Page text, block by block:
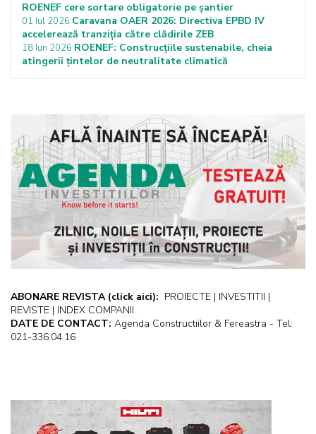
ROENEF cere sortare obligatorie pe șantier
01 Iul 2026 Caravana OAER 2026: Directiva EPBD IV
accelerează tranziția către clădirile ZEB
18 Iun 2026 ROENEF: Construcțiile sustenabile, cheia
atingerii țintelor de neutralitate climatică
ABONARE REVISTA (click aici): PROIECTE | INVESTITII |
REVISTE | INDEX COMPANII
DATE DE CONTACT: Agenda Constructiilor & Fereastra - Tel:
021-336.04.16